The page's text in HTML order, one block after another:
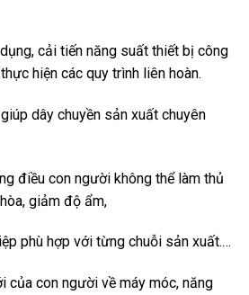
cải tiến năng suất thiết bị công
hiện các quy trình liên hoàn.
dây chuyền sản xuất chuyên
điều con người không thể làm thủ
giảm độ ẩm,
phù hợp với từng chuỗi sản xuất.…
của con người về máy móc, năng